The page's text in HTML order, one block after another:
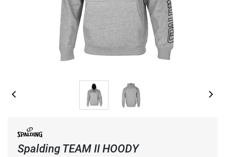
Spalding TEAM II HOODY